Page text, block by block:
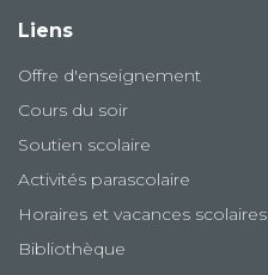
Liens
Offre d'enseignement
Cours du soir
Soutien scolaire
Activités parascolaire
Horaires et vacances scolaires
Bibliothèque